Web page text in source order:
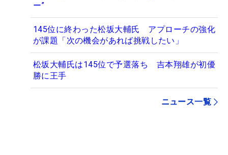
ー”
145位に終わった松坂大輔氏 アプローチの強化
が課題「次の機会があれば挑戦したい」
松坂大輔氏は145位で予選落ち 吉本翔雄が初優
勝に王手
ニュース一覧